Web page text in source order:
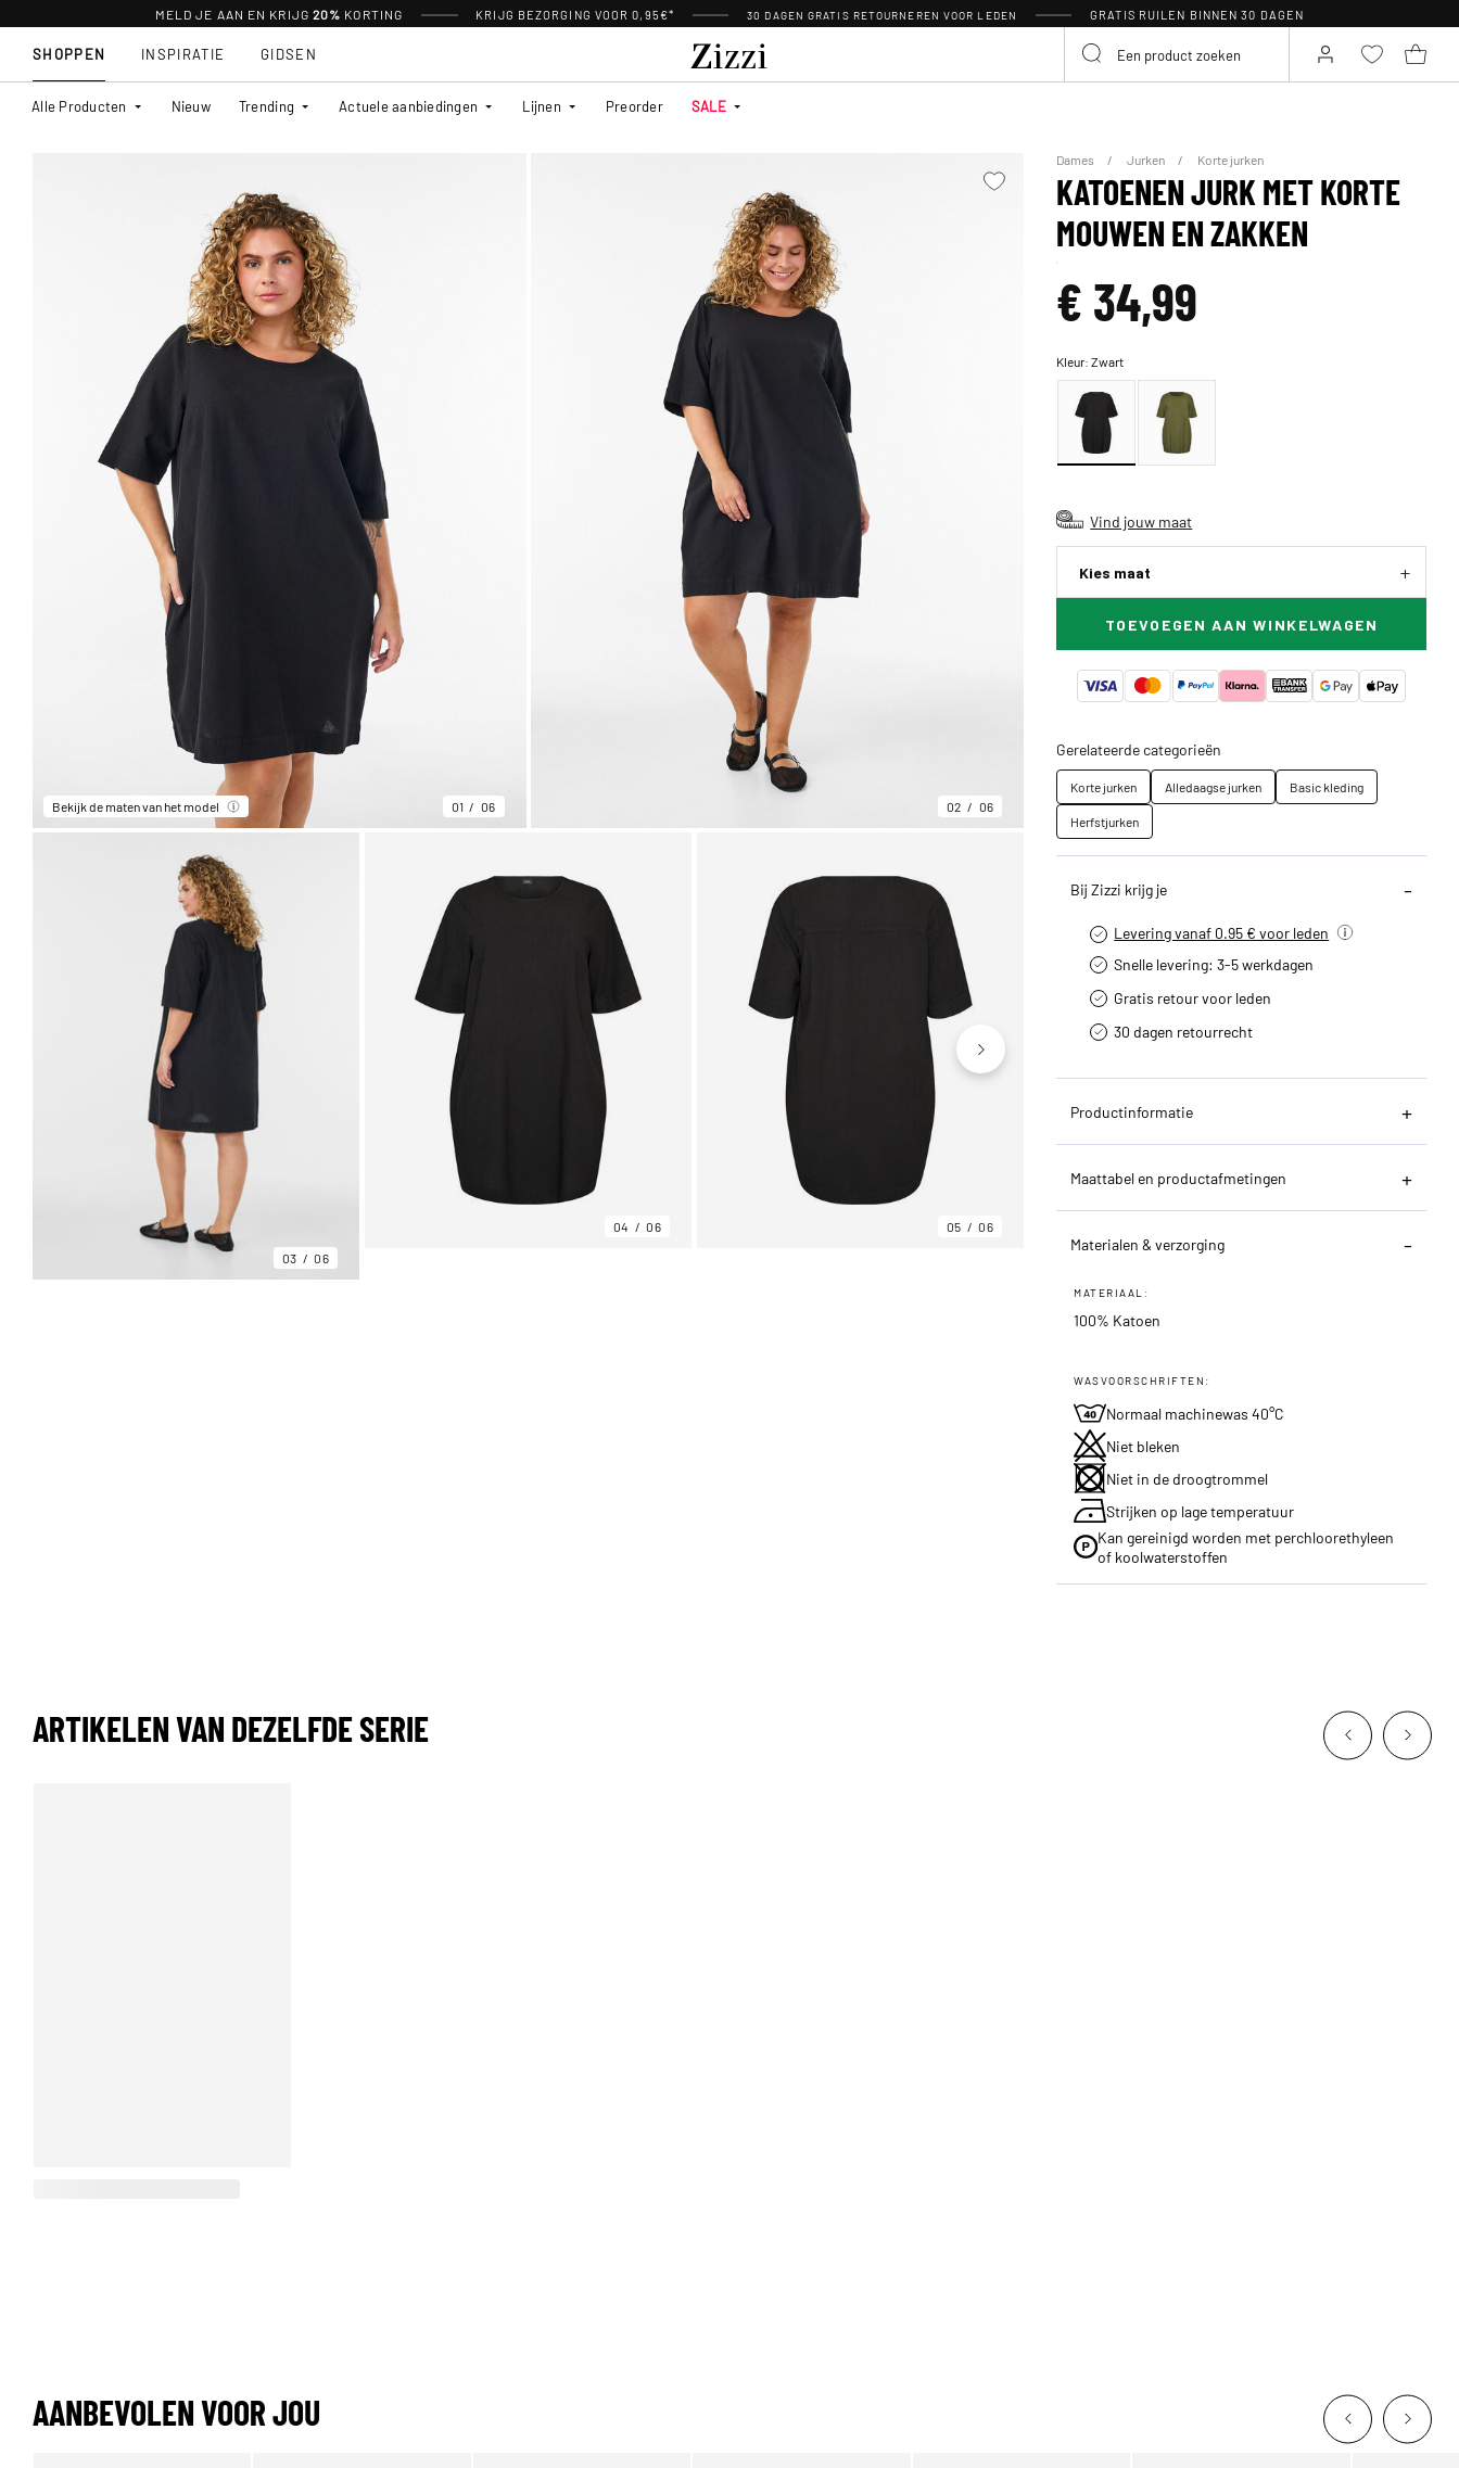
MELD JE AAN EN KRIJG 20% KORTING KRIJG BEZORGING VOOR 0,95€* 30 DAGEN GRATIS RETOURNEREN VOOR LEDEN GRATIS RUILEN BINNEN 30 DAGEN
SHOPPEN
Alle Producten Nieuw Trending Actuele aanbiedingen Lijnen Preorder SALE
INSPIRATIE GIDSEN
Bekijk de maten van het model 01 06 02 06
03 06
04 06 05 06
Dames Jurken Korte jurken
KATOENEN JURK MET KORTE
MOUWEN EN ZAKKEN
€ 34,99
Kleur:Zwart
Vind jouw maat
Kies maat
TOEVOEGEN AAN WINKELWAGEN
Gerelateerde categorieën
Korte jurken Alledaagse jurken
Basic kleding
Herfstjurken
Bij Zizzi krijg je
Levering vanaf 0.95 € voor leden
Snelle levering: 3-5 werkdagen
Gratis retour voor leden
30 dagen retourrecht­
Productinformatie
Maattabel en productafmetingen
Materialen & verzorging
MATERIAAL:
100% Katoen
WASVOORSCHRIFTEN:
Normaal machinewas 40°C
Niet bleken
Niet in de droogtrommel
Strijken op lage temperatuur
Kan gereinigd worden met perchloorethyleen
of koolwaterstoffen
ARTIKELEN VAN DEZELFDE SERIE
AANBEVOLEN VOOR JOU